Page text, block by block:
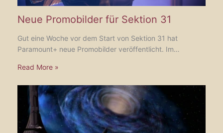
Neue Promobilder für Sektion 31
Gut eine Woche vor dem Start von Sektion 31 hat
Paramount+ neue Promobilder veröffentlicht. Im…
Read More »